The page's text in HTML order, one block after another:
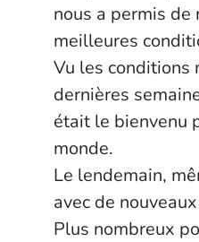
nous a permis de
meilleures
Vu les conditions
dernières
était le bienvenu
monde.
Le lendemain,
avec de
Plus nombreux